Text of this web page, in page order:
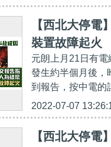
【西北大停電
裝置故障起火
元朗上月21日有
發生約半個月後，
到報告，按中電的
2022-07-07
【西北大停電